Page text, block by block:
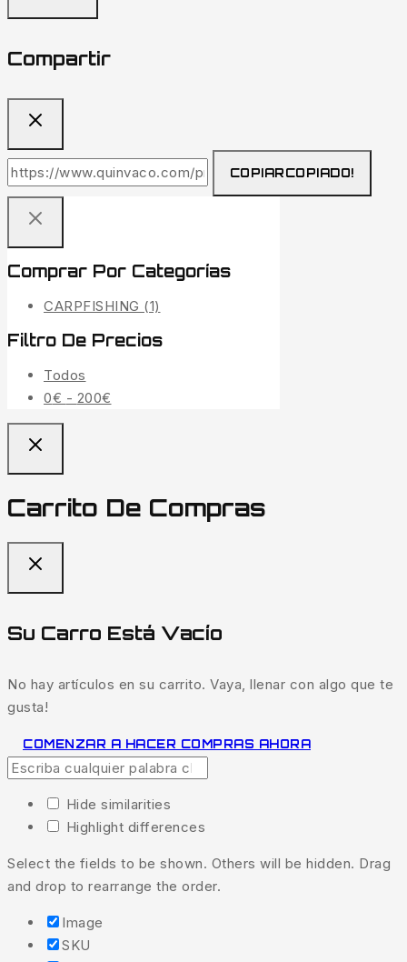
Compartir
COPIARCOPIADO!
Comprar Por Categorías
CARPFISHING (1)
Filtro De Precios
Todos
0€ - 200€
hasta
Carrito De Compras
Su Carro Está Vacío
No hay artículos en su carrito. Vaya, llenar con algo que te
gusta!
COMENZAR A HACER COMPRAS AHORA
Hide similarities
Highlight differences
Select the fields to be shown. Others will be hidden. Drag
and drop to rearrange the order.
Image
SKU